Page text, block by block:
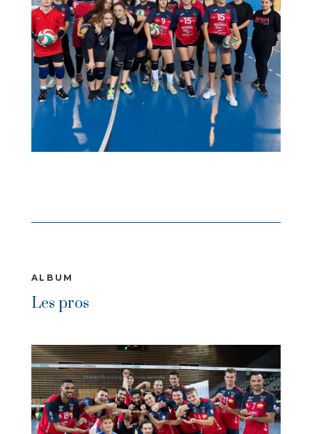
ALBUM
Les pros